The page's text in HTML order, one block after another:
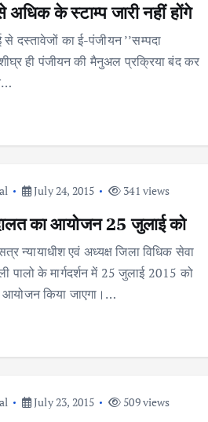
के स्टाम्प जारी नहीं होंगे
दस्तावेजों का ई-पंजीयन ’’सम्पदा
ही पंजीयन की मैनुअल प्रक्रिया बंद कर
July 24, 2015 341 views
का आयोजन 25 जुलाई को
न्यायाधीश एवं अध्यक्ष जिला विधिक सेवा
पालो के मार्गदर्शन में 25 जुलाई 2015 को
किया जाएगा।…
July 23, 2015 509 views